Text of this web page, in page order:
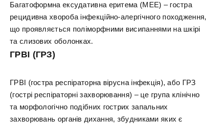
Багатоформна ексудативна еритема (МЕЕ) – гостра
рецидивна хвороба інфекційно-алергічного походження,
що проявляється поліморфними висипаннями на шкірі
та слизових оболонках.
ГРВІ (ГРЗ)
ГРВІ (гостра респіраторна вірусна інфекція), або ГРЗ
(гострі респіраторні захворювання) – це група клінічно
та морфологічно подібних гострих запальних
захворювань органів дихання, збудниками яких є